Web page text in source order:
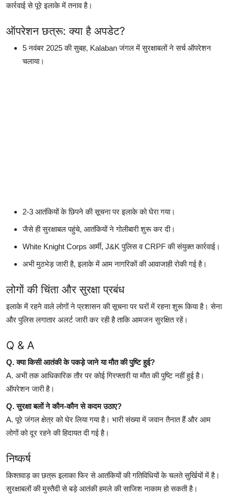
कार्रवाई से पूरे इलाके में तनाव है।
ऑपरेशन छत्रू: क्या है अपडेट?
5 नवंबर 2025 की सुबह, Kalaban जंगल में सुरक्षाबलों ने सर्च ऑपरेशन
चलाया।
2-3 आतंकियों के छिपने की सूचना पर इलाके को घेरा गया।
जैसे ही सुरक्षाबल पहुंचे, आतंकियों ने गोलीबारी शुरू कर दी।
White Knight Corps आर्मी, J&K पुलिस व CRPF की संयुक्त कार्रवाई।
अभी मुठभेड़ जारी है, इलाके में आम नागरिकों की आवाजाही रोकी गई है।
लोगों की चिंता और सुरक्षा प्रबंध
इलाके में रहने वाले लोगों ने प्रशासन की सूचना पर घरों में रहना शुरू किया है। सेना
और पुलिस लगातार अलर्ट जारी कर रही है ताकि आमजन सुरक्षित रहें।
Q & A
Q. क्या किसी आतंकी के पकड़े जाने या मौत की पुष्टि हुई?
A. अभी तक आधिकारिक तौर पर कोई गिरफ्तारी या मौत की पुष्टि नहीं हुई है।
ऑपरेशन जारी है।
Q. सुरक्षा बलों ने कौन-कौन से कदम उठाए?
A. पूरे जंगल क्षेत्र को घेर लिया गया है। भारी संख्या में जवान तैनात हैं और आम
लोगों को दूर रहने की हिदायत दी गई है।
निष्कर्ष
किश्तवाड़ का छत्रू इलाका फिर से आतंकियों की गतिविधियों के चलते सुर्खियों में है।
सुरक्षाबलों की मुस्तैदी से बड़े आतंकी हमले की साजिश नाकाम हो सकती है।